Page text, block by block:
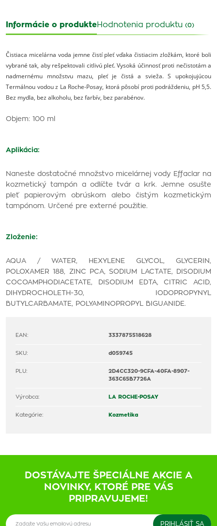
Informácie o produkteHodnotenia produktu (0)
Čistiaca micelárna voda jemne čistí pleť vďaka čistiacim zložkám, ktoré boli
vybrané tak, aby rešpektovali citlivú pleť. Vysoká účinnosť proti nečistotám a
nadmernému množstvu mazu, pleť je čistá a svieža. S upokojujúcou
Termálnou vodou z La Roche-Posay, ktorá pôsobí proti podráždeniu, pH 5,5.
Bez mydla, bez alkoholu, bez farbív, bez parabénov.
Objem: 100 ml
Aplikácia:
Naneste dostatočné množstvo micelárnej vody Effaclar na
kozmetický tampón a odlíčte tvár a krk. Jemne osušte
pleť papierovým obrúskom alebo čistým kozmetickým
tampónom. Určené pre externé použitie.
Zloženie:
AQUA / WATER, HEXYLENE GLYCOL, GLYCERIN,
POLOXAMER 188, ZINC PCA, SODIUM LACTATE, DISODIUM
COCOAMPHODIACETATE, DISODIUM EDTA, CITRIC ACID,
DIHYDROCHOLETH-30, IODOPROPYNYL
BUTYLCARBAMATE, POLYAMINOPROPYL BIGUANIDE.
EAN: 3337875518628
SKU: d059745
PLU:
2D4CC320-9CFA-40FA-8907-
363C65B7726A
Výrobca: LA ROCHE-POSAY
Kategórie: Kozmetika
DOSTÁVAJTE ŠPECIÁLNE AKCIE A
NOVINKY, KTORÉ PRE VÁS
PRIPRAVUJEME!